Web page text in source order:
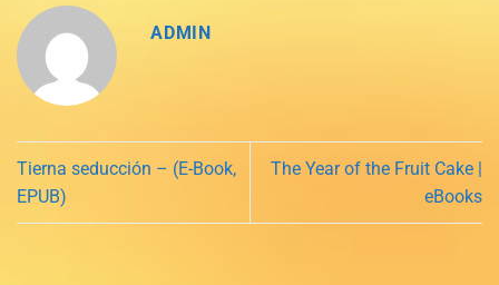
ADMIN
Tierna seducción – (E-Book,
EPUB)
The Year of the Fruit Cake |
eBooks